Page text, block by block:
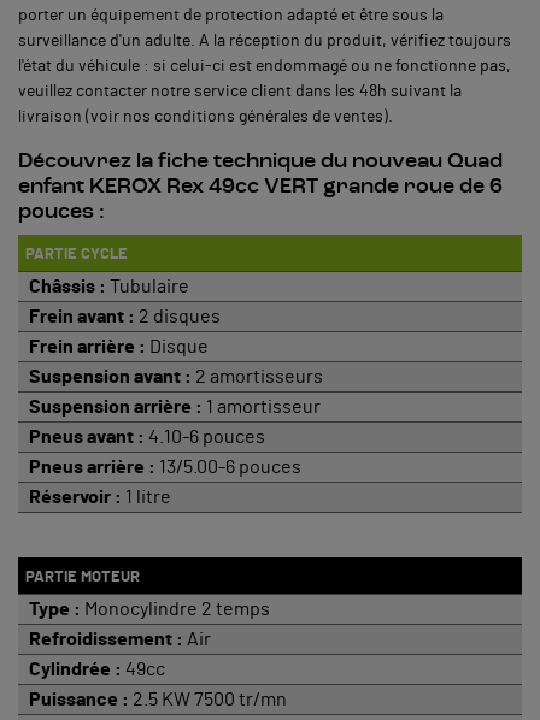
porter un équipement de protection adapté et être sous la
surveillance d'un adulte. A la réception du produit, vérifiez toujours
l'état du véhicule : si celui-ci est endommagé ou ne fonctionne pas,
veuillez contacter notre service client dans les 48h suivant la
livraison (voir nos conditions générales de ventes).
Découvrez la fiche technique du nouveau Quad
enfant KEROX Rex 49cc VERT grande roue de 6
pouces :
PARTIE CYCLE
Châssis : Tubulaire
Frein avant : 2 disques
Frein arrière : Disque
Suspension avant : 2 amortisseurs
Suspension arrière : 1 amortisseur
Pneus avant : 4.10-6 pouces
Pneus arrière : 13/5.00-6 pouces
Réservoir : 1 litre
PARTIE MOTEUR
Type : Monocylindre 2 temps
Refroidissement : Air
Cylindrée : 49cc
Puissance : 2.5 KW 7500 tr/mn